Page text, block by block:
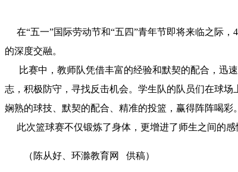
在“五一”国际劳动节和“五四”青年节即将来临之际
的深度交融。
比赛中，教师队凭借丰富的经验和默契的配合，迅
志，积极防守，寻找反击机会。学生队的队员们在球
娴熟的球技、默契的配合、精准的投篮，赢得阵阵喝彩。
此次篮球赛不仅锻炼了身体，更增进了师生之间的感
（陈从好、环滁教育网 供稿）